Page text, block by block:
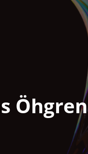
Öhgren